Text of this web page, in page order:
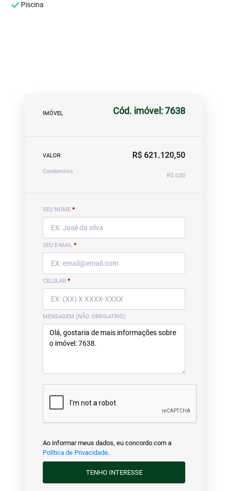
Piscina
IMÓVEL Cód. imóvel: 7638
VALOR R$ 621.120,50
Condomínio
R$ 0,00
SEU NOME *
SEU E-MAIL *
CELULAR *
MENSAGEM (NÃO OBRIGATRIO)
Ao informar meus dados, eu concordo com a
Política de Privacidade.
TENHO INTERESSE